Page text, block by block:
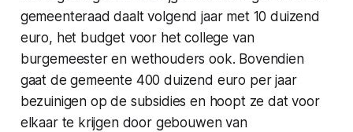
gemeenteraad daalt volgend jaar met 10 duizend
euro, het budget voor het college van
burgemeester en wethouders ook. Bovendien
gaat de gemeente 400 duizend euro per jaar
bezuinigen op de subsidies en hoopt ze dat voor
elkaar te krijgen door gebouwen van